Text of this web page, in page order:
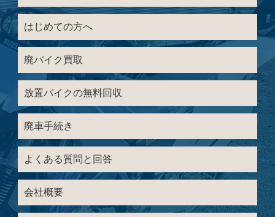
はじめての方へ
廃バイク買取
放置バイクの無料回収
廃車手続き
よくある質問と回答
会社概要